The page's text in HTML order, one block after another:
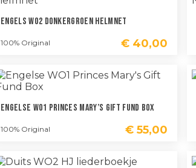
Engels WO2 Donkergroen Helmnet
100% Original € 40,00
Engelse WO1 Princes Mary’s Gift Fund Box
100% Original € 55,00